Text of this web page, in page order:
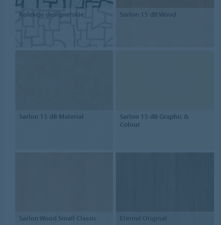
Kolekcje designerskie Sarlon 15 dB Wood
Sarlon 15 dB Material
Sarlon 15 dB Graphic &
Colour
Sarlon Wood Small Classic Eternal Original